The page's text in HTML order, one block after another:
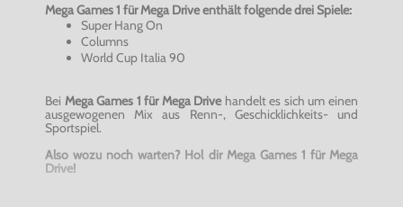
Mega Games 1 für Mega Drive enthält folgende drei Spiele:
Super Hang On
Columns
World Cup Italia 90
Bei Mega Games 1 für Mega Drivehandelt es sich um einen
ausgewogenen Mix aus Renn-, Geschicklichkeits- und
Sportspiel.
Also wozu noch warten? Hol dir Mega Games 1 für Mega
Drive!